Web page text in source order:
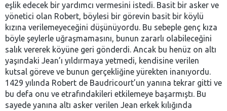
eşlik edecek bir yardımcı vermesini istedi. Basit bir asker ve
yönetici olan Robert, böylesi bir görevin basit bir köylü
kızına verilemeyeceğini düşünüyordu. Bu sebeple genç kıza
böyle şeylerle uğraşmamasını, bunun zararlı olabileceğini
salık vererek köyüne geri gönderdi. Ancak bu henüz on altı
yaşındaki Jean’ı yıldırmaya yetmedi, kendisine verilen
kutsal göreve ve bunun gerçekliğine yürekten inanıyordu.
1429 yılında Robert de Baudricourt’un yanına tekrar gitti ve
bu defa onu ve etrafındakileri etkilemeye başarmıştı. Bu
sayede yanına altı asker verilen Jean erkek kılığında